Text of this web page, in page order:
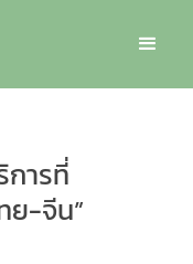
การที่
ย-จีน”